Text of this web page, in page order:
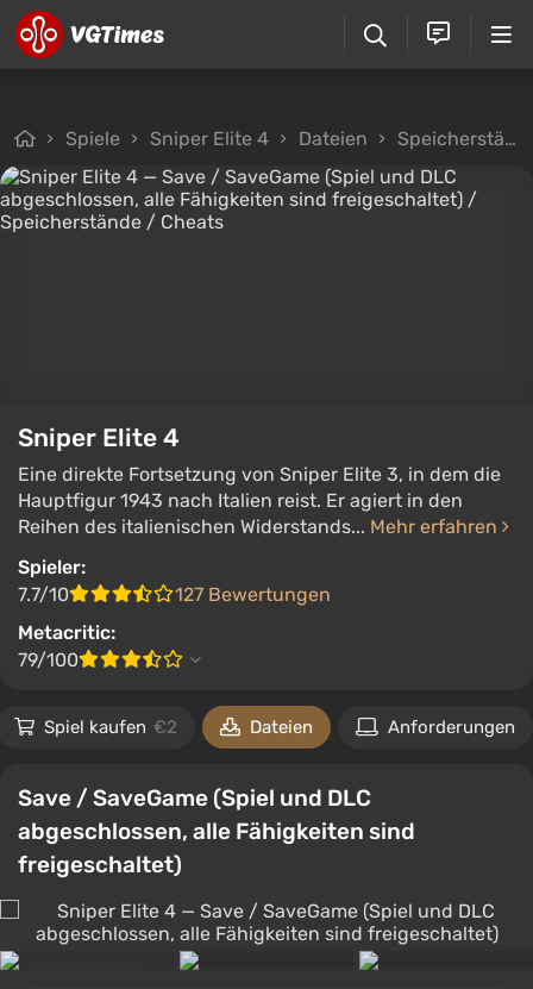
Spiele Sniper Elite 4 Dateien Speicherstände
Sniper Elite 4
Eine direkte Fortsetzung von Sniper Elite 3, in dem die
Hauptfigur 1943 nach Italien reist. Er agiert in den
Reihen des italienischen Widerstands... Mehr erfahren
Spieler:
7.7/10
127 Bewertungen
Metacritic:
79/100
Spiel kaufen €2 Dateien Anforderungen
Save / SaveGame (Spiel und DLC
abgeschlossen, alle Fähigkeiten sind
freigeschaltet)